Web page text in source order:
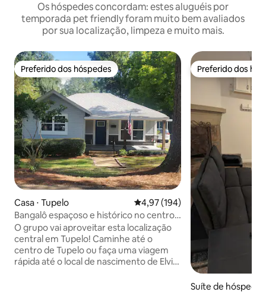
Os hóspedes concordam: estes aluguéis por
temporada pet friendly foram muito bem avaliados
por sua localização, limpeza e muito mais.
Preferido dos hóspedes
Preferido dos hóspedes
Casa ⋅ Tupelo 4,97 de uma avaliação média de
4,97 (194)
Bangalô espaçoso e histórico no centro
da cidade. Acomoda 10 pessoas!
O grupo vai aproveitar esta localização
central em Tupelo! Caminhe até o
centro de Tupelo ou faça uma viagem
rápida até o local de nascimento de Elvis.
Preferido dos
Preferido dos
Suíte de